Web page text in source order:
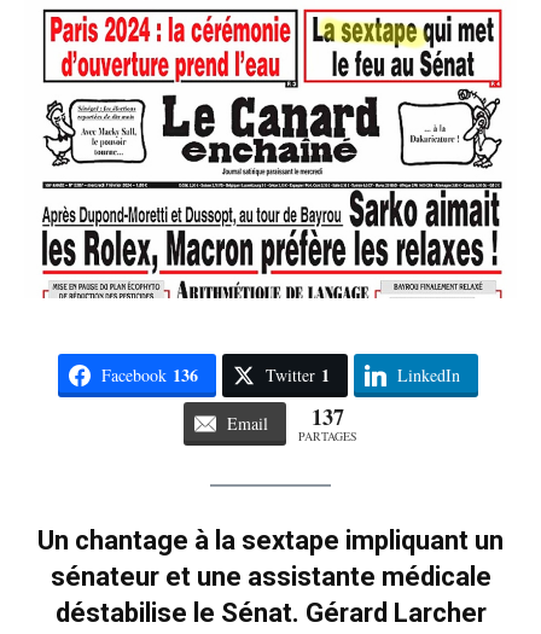
Facebook 136 Twitter 1 LinkedIn
Email 137
PARTAGES
Un chantage à la sextape impliquant un
sénateur et une assistante médicale
déstabilise le Sénat. Gérard Larcher